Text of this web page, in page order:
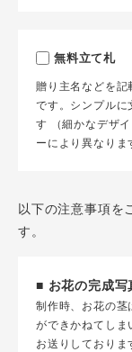
無料立て札
贈り主名などを記
です。シンプルに
す （細かなデザ
ーにより異なりま
以下の注意事項を
す。
■ お花の完成写
制作時、お花の茎
ができかねてしま
お送りしておりま